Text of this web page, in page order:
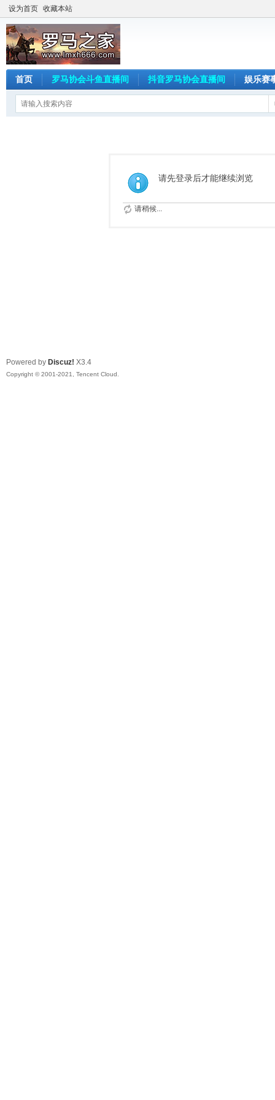
设为首页 收藏本站
首页 罗马协会斗鱼直播间 抖音罗马协会直播间 娱乐赛
请先登录后才能继续浏览
请稍候...
Powered by Discuz! X3.4
Copyright © 2001-2021, Tencent Cloud.